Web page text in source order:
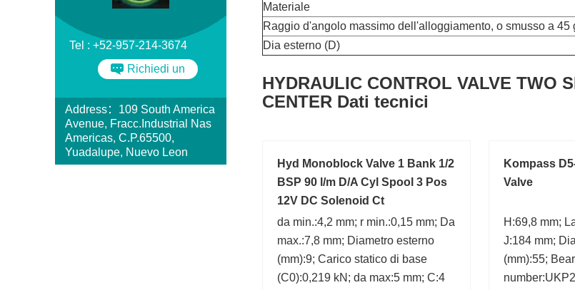
Tel : +52-957-214-3674
Richiedi un
Address：109 South America
Avenue, Fracc.Industrial Nas
Americas, C.P.65500,
Yuadalupe, Nuevo Leon
Materiale
Raggio d'angolo massimo dell'alloggiamento, o smusso a 45
Dia esterno (D)
HYDRAULIC CONTROL VALVE TWO
CENTER Dati tecnici
Hyd Monoblock Valve 1 Bank 1/2
BSP 90 l/m D/A Cyl Spool 3 Pos
12V DC Solenoid Ct
da min.:4,2 mm; r min.:0,15 mm; Da
max.:7,8 mm; Diametro esterno
(mm):9; Carico statico di base
(C0):0,219 kN; da max:5 mm; C:4
Kompass
Valve
H:69,8 mm;
J:184 mm;
(mm):55;